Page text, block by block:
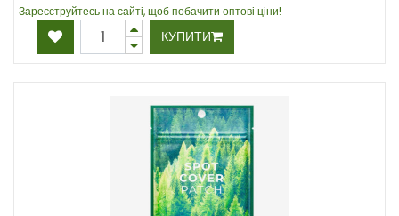
Зареєструйтесь на сайті, щоб побачити оптові ціни!
КУПИТИ